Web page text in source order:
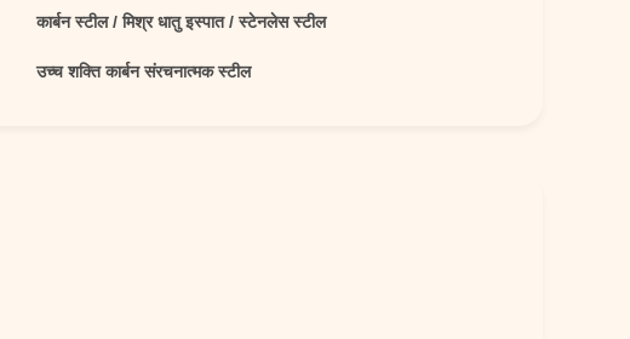
कार्बन स्टील / मिश्र धातु इस्पात / स्टेनलेस स्टील
उच्च शक्ति कार्बन संरचनात्मक स्टील